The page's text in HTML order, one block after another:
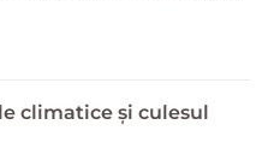
climatice și culesul